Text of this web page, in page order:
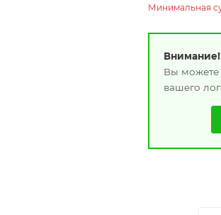
Минимальная
Внимание!
Вы можете
вашего